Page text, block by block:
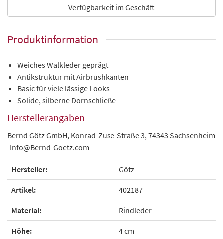
Verfügbarkeit im Geschäft
Produktinformation
Weiches Walkleder geprägt
Antikstruktur mit Airbrushkanten
Basic für viele lässige Looks
Solide, silberne Dornschließe
Herstellerangaben
Bernd Götz GmbH, Konrad-Zuse-Straße 3, 74343 Sachsenheim
-Info@Bernd-Goetz.com
Hersteller: Götz
Artikel: 402187
Material: Rindleder
Höhe: 4 cm